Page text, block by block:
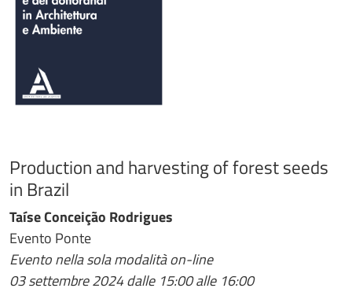
Production and harvesting of forest seeds
in Brazil
Taíse Conceição Rodrigues
Evento Ponte
Evento nella sola modalità on-line
03 settembre 2024 dalle 15:00 alle 16:00